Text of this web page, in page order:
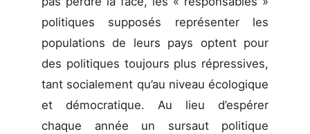
politiques supposés représenter les
populations de leurs pays optent pour
des politiques toujours plus répressives,
tant socialement qu’au niveau écologique
et démocratique. Au lieu d’espérer
chaque année un sursaut politique